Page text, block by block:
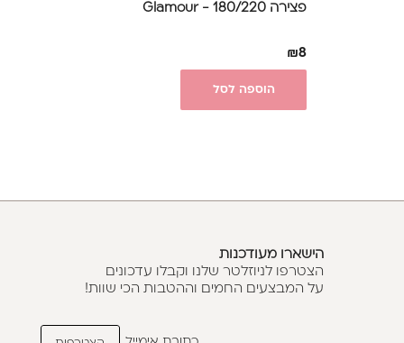
פצירה 180/220 - Glamour
₪8
הוספה לסל
הישארו מעודכנות
הצטרפו לניוזלטר שלנו וקבלו עדכונים
על המבצעים החמים וההטבות הכי שוות!